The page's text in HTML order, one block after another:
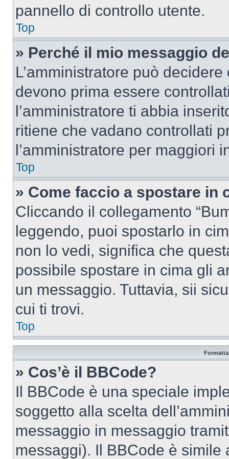
pannello di controllo utente.
Top
» Perché il mio messaggio
L’amministratore può
devono prima essere
l’amministratore ti abbia
ritiene che vadano controllati
l’amministratore per maggiori
Top
» Come faccio a spostare in
Cliccando il collegamento
leggendo, puoi spostarlo in
non lo vedi, significa che
possibile spostare in cima gli
un messaggio. Tuttavia, sii
cui ti trovi.
Top
» Cos’è il BBCode?
Il BBCode è una speciale
soggetto alla scelta
messaggio in messaggio
messaggi). Il BBCode è simile